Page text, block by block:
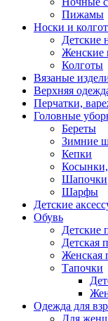
Пижамы
Носки и
Детские
Женские
Колготы
Вязаные
Верхняя
Перчатки,
Головные
Береты
Зимние
Кепки
Шапочки
Шарфы
Детские
Обувь
Детские
Детская
Женская
Тапочки
Одежда для
Для